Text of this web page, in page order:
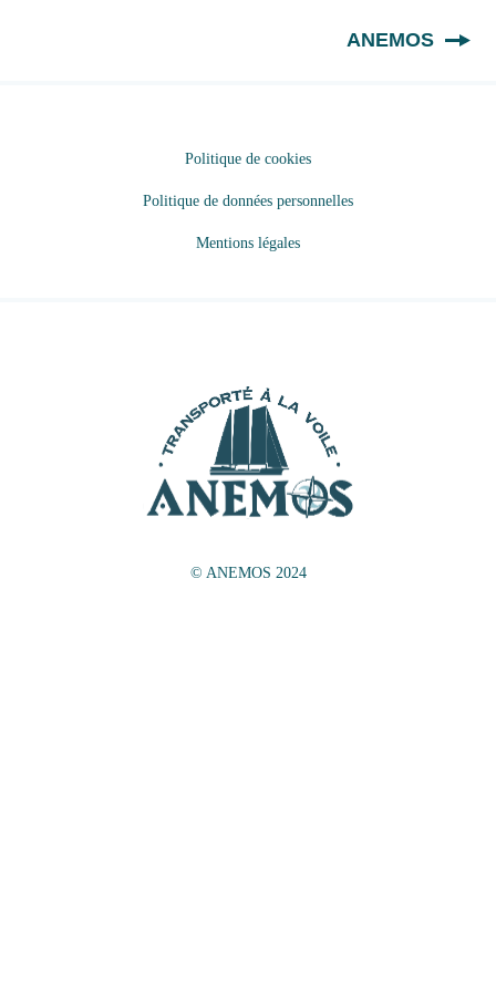
ANEMOS
Politique de cookies
Politique de données personnelles
Mentions légales
© ANEMOS 2024